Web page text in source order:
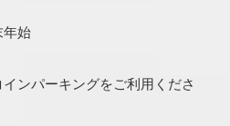
年始
インパーキングをご利用くださ